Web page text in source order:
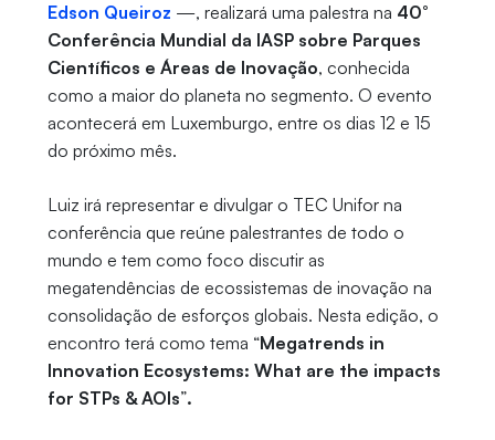
Edson Queiroz —, realizará uma palestra na 40°
Conferência Mundial da IASP sobre Parques
Científicos e Áreas de Inovação, conhecida
como a maior do planeta no segmento. O evento
acontecerá em Luxemburgo, entre os dias 12 e 15
do próximo mês.
Luiz irá representar e divulgar o TEC Unifor na
conferência que reúne palestrantes de todo o
mundo e tem como foco discutir as
megatendências de ecossistemas de inovação na
consolidação de esforços globais. Nesta edição, o
encontro terá como tema “Megatrends in
Innovation Ecosystems: What are the impacts
for STPs & AOIs”.